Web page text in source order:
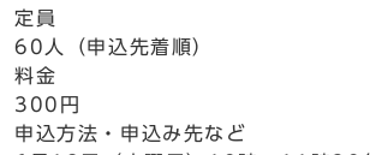
定員
60人（申込先着順）
料金
300円
申込方法・申込み先など